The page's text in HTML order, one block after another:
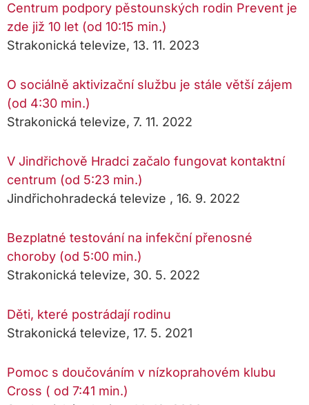
Centrum podpory pěstounských rodin Prevent je
zde již 10 let (od 10:15 min.)
Strakonická televize, 13. 11. 2023
O sociálně aktivizační službu je stále větší zájem
(od 4:30 min.)
Strakonická televize, 7. 11. 2022
V Jindřichově Hradci začalo fungovat kontaktní
centrum (od 5:23 min.)
Jindřichohradecká televize , 16. 9. 2022
Bezplatné testování na infekční přenosné
choroby (od 5:00 min.)
Strakonická televize, 30. 5. 2022
Děti, které postrádají rodinu
Strakonická televize, 17. 5. 2021
Pomoc s doučováním v nízkoprahovém klubu
Cross ( od 7:41 min.)